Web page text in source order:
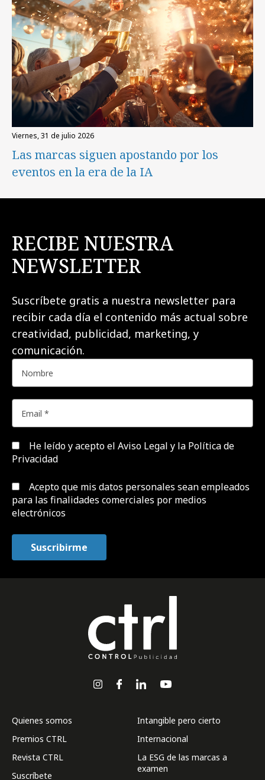
viernes, 31 de julio 2026
Las marcas siguen apostando por los
eventos en la era de la IA
RECIBE NUESTRA
NEWSLETTER
Suscríbete gratis a nuestra newsletter para
recibir cada día el contenido más actual sobre
creatividad, publicidad, marketing, y
comunicación.
He leído y acepto el Aviso Legal y la Política de
Privacidad
Acepto que mis datos personales sean empleados
para las finalidades comerciales por medios
electrónicos
Quienes somos
Premios CTRL
Revista CTRL
Suscríbete
Intangible pero cierto
Internacional
La ESG de las marcas a
examen